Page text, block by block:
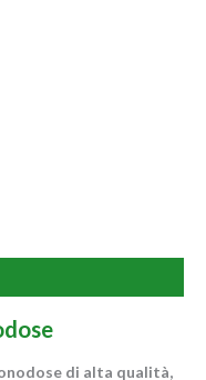
di alta qualità,